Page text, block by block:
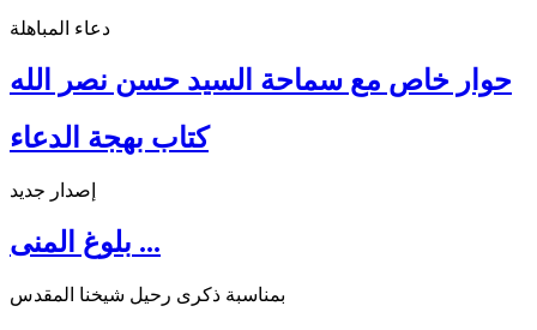
دعاء المباهلة
حوار خاص مع سماحة السيد حسن نصر الله
كتاب بهجة الدعاء
إصدار جديد
بلوغ المنى ...
بمناسبة ذكرى رحيل شيخنا المقدس